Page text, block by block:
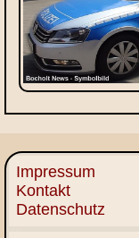
Impressum
Kontakt
Datenschutz